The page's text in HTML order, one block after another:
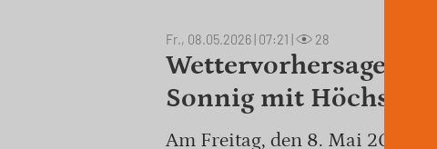
Fr., 08.05.2026 | 07:21 28
Wettervorhersage
Sonnig mit
Am Freitag, den 8. Mai 2026,